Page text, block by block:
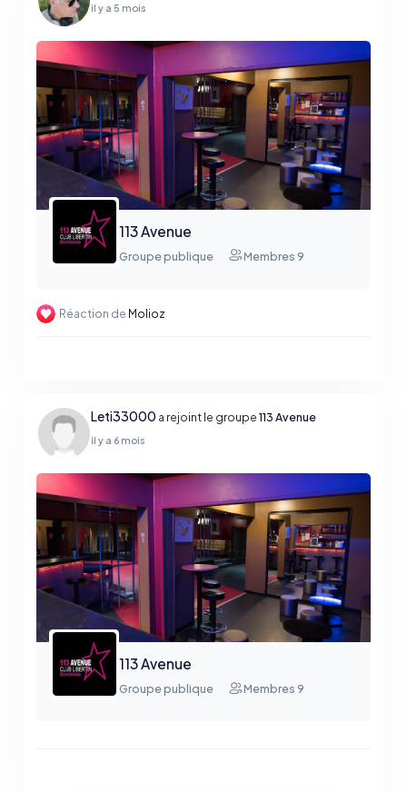
il y a 5 mois
113 Avenue
Groupe publique Membres 9
Réaction de Molioz
Leti33000 a rejoint le groupe113 Avenue
il y a 6 mois
113 Avenue
Groupe publique Membres 9